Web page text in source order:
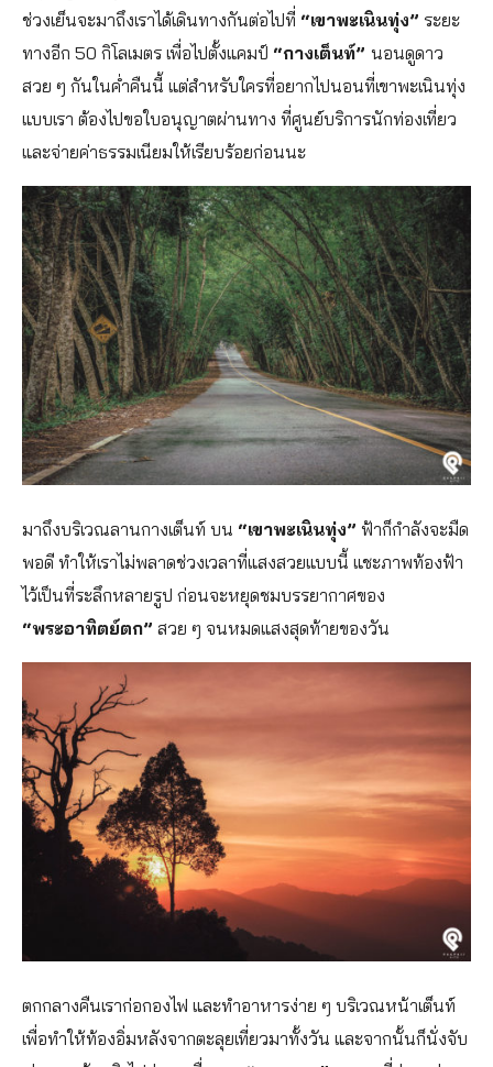
ช่วงเย็นจะมาถึงเราได้เดินทางกันต่อไปที่ “เขาพะเนินทุ่ง” ระยะ
ทางอีก 50 กิโลเมตร เพื่อไปตั้งแคมป์ “กางเต็นท์” นอนดูดาว
สวย ๆ กันในค่ำคืนนี้ แต่สำหรับใครที่อยากไปนอนที่เขาพะเนินทุ่ง
แบบเรา ต้องไปขอใบอนุญาตผ่านทาง ที่ศูนย์บริการนักท่องเที่ยว
และจ่ายค่าธรรมเนียมให้เรียบร้อยก่อนนะ
มาถึงบริเวณลานกางเต็นท์ บน “เขาพะเนินทุ่ง” ฟ้าก็กำลังจะมืด
พอดี ทำให้เราไม่พลาดช่วงเวลาที่แสงสวยแบบนี้ แชะภาพท้องฟ้า
ไว้เป็นที่ระลึกหลายรูป ก่อนจะหยุดชมบรรยากาศของ
“พระอาทิตย์ตก” สวย ๆ จนหมดแสงสุดท้ายของวัน
ตกกลางคืนเราก่อกองไฟ และทำอาหารง่าย ๆ บริเวณหน้าเต็นท์
เพื่อทำให้ท้องอิ่มหลังจากตะลุยเที่ยวมาทั้งวัน และจากนั้นก็นั่งจับ